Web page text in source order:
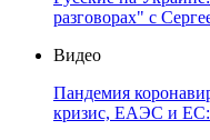
разговорах" с
Видео
Пандемия
кризис, ЕАЭС и ЕС: